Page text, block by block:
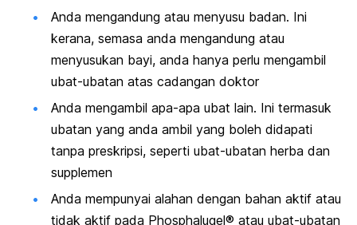
Anda mengandung atau menyusu badan. Ini
kerana, semasa anda mengandung atau
menyusukan bayi, anda hanya perlu mengambil
ubat-ubatan atas cadangan doktor
Anda mengambil apa-apa ubat lain. Ini termasuk
ubatan yang anda ambil yang boleh didapati
tanpa preskripsi, seperti ubat-ubatan herba dan
supplemen
Anda mempunyai alahan dengan bahan aktif atau
tidak aktif pada Phosphalugel® atau ubat-ubatan